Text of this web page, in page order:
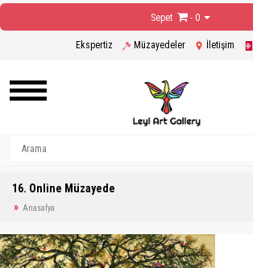
Sepet - 0
Ekspertiz Müzayedeler İletişim
16. Online Müzayede
Anasafya